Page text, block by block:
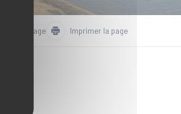
la page Imprimer la page